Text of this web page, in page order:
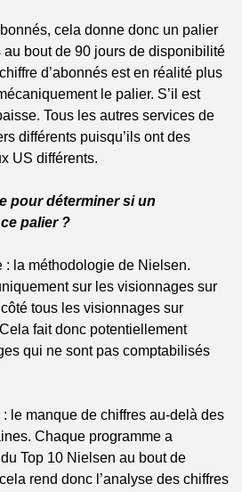
cela donne donc un palier
au bout de 90 jours de disponibilité
d’abonnés est en réalité plus
le palier. S’il est
Tous les autres services de
différents puisqu’ils ont des
US différents.
pour déterminer si un
palier ?
: la méthodologie de Nielsen.
sur les visionnages sur
tous les visionnages sur
fait donc potentiellement
qui ne sont pas comptabilisés
le manque de chiffres au-delà des
Chaque programme a
Top 10 Nielsen au bout de
rend donc l’analyse des chiffres